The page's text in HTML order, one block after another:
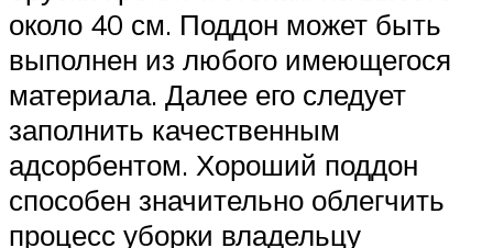
около 40 см. Поддон может быть
выполнен из любого имеющегося
материала. Далее его следует
заполнить качественным
адсорбентом. Хороший поддон
способен значительно облегчить
процесс уборки владельцу